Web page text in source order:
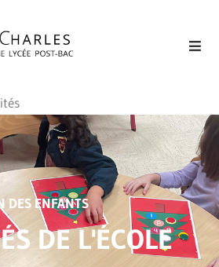
DES ENFANTS
DE L'ÉCOLE